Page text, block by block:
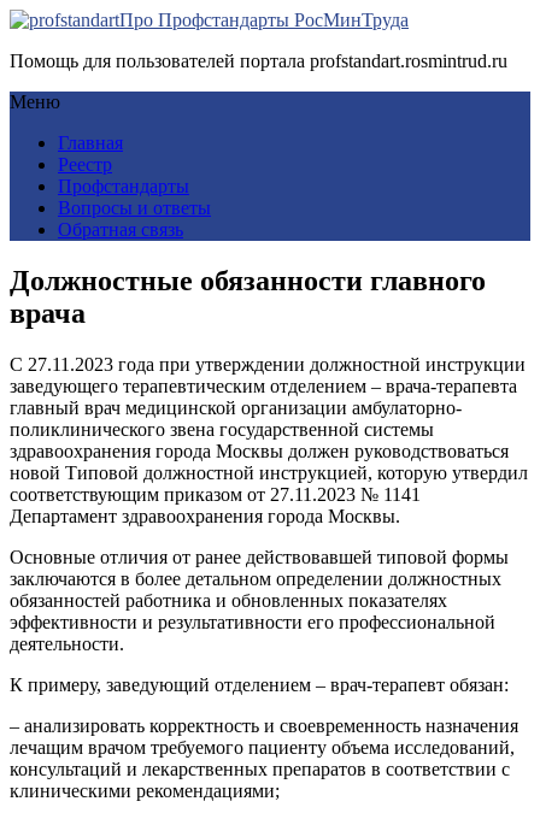
Про Профстандарты РосМинТруда
Помощь для пользователей портала profstandart.rosmintrud.ru
Меню
Главная
Реестр
Профстандарты
Вопросы и ответы
Обратная связь
Должностные обязанности главного
врача
С 27.11.2023 года при утверждении должностной инструкции
заведующего терапевтическим отделением – врача-терапевта
главный врач медицинской организации амбулаторно-
поликлинического звена государственной системы
здравоохранения города Москвы должен руководствоваться
новой Типовой должностной инструкцией, которую утвердил
соответствующим приказом от 27.11.2023 № 1141
Департамент здравоохранения города Москвы.
Основные отличия от ранее действовавшей типовой формы
заключаются в более детальном определении должностных
обязанностей работника и обновленных показателях
эффективности и результативности его профессиональной
деятельности.
К примеру, заведующий отделением – врач-терапевт обязан:
– анализировать корректность и своевременность назначения
лечащим врачом требуемого пациенту объема исследований,
консультаций и лекарственных препаратов в соответствии с
клиническими рекомендациями;